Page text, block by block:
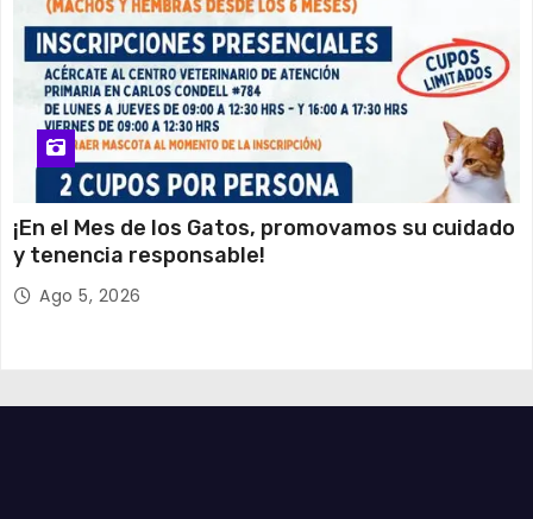
¡En el Mes de los Gatos, promovamos su cuidado
y tenencia responsable!
Ago 5, 2026